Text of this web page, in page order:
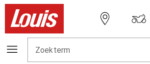
Zoekterm